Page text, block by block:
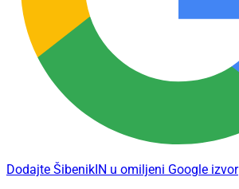
Dodajte ŠibenikIN u omiljeni Google izvor